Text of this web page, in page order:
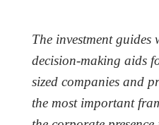
The investment guides
decision-making aids
sized companies and
the most important